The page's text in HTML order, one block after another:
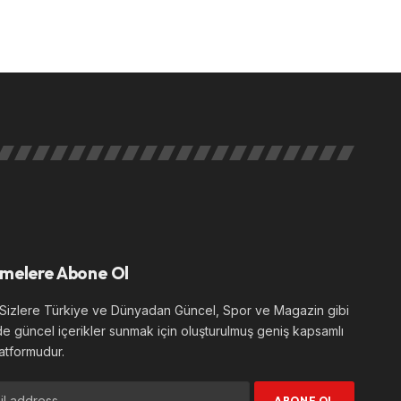
Abone Ol
Türkiye ve Dünyadan Güncel, Spor ve Magazin gibi
güncel içerikler sunmak için oluşturulmuş geniş kapsamlı